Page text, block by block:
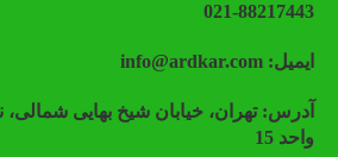
021-88217443
ایمیل: info@ardkar.com
واحد 15